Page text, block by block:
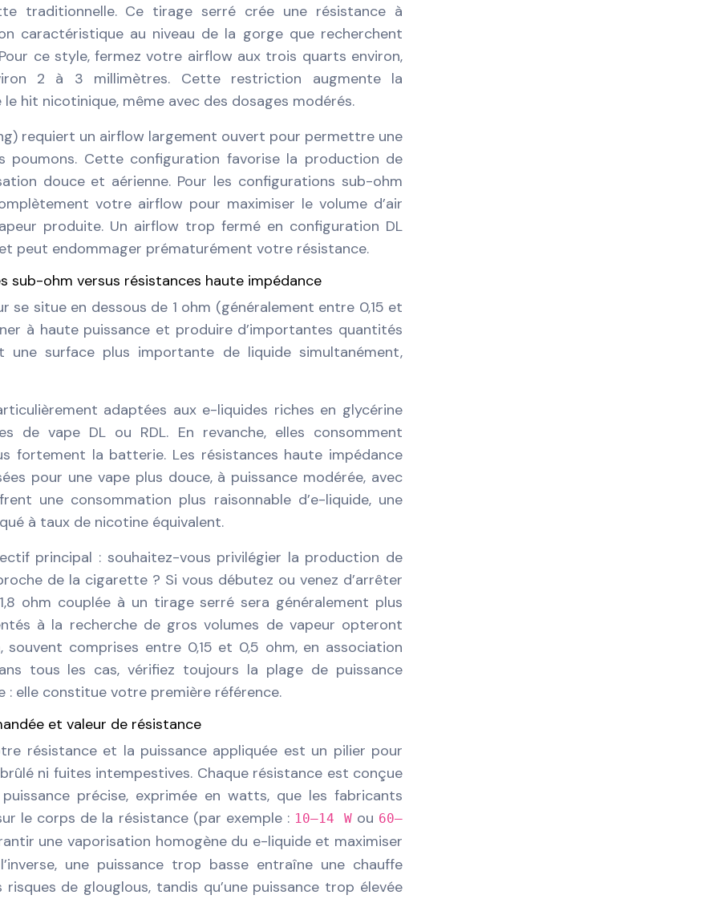
traditionnelle. Ce tirage serré crée une résistance à
caractéristique au niveau de la gorge que recherchent
ce style, fermez votre airflow aux trois quarts environ,
2 à 3 millimètres. Cette restriction augmente la
hit nicotinique, même avec des dosages modérés.
requiert un airflow largement ouvert pour permettre une
poumons. Cette configuration favorise la production de
douce et aérienne. Pour les configurations sub-ohm
votre airflow pour maximiser le volume d’air
produite. Un airflow trop fermé en configuration DL
peut endommager prématurément votre résistance.
sub-ohm versus résistances haute impédance
se situe en dessous de 1 ohm (généralement entre 0,15 et
à haute puissance et produire d’importantes quantités
une surface plus importante de liquide simultanément,
adaptées aux e-liquides riches en glycérine
de vape DL ou RDL. En revanche, elles consomment
fortement la batterie. Les résistances haute impédance
pour une vape plus douce, à puissance modérée, avec
une consommation plus raisonnable d’e-liquide, une
à taux de nicotine équivalent.
principal : souhaitez-vous privilégier la production de
de la cigarette ? Si vous débutez ou venez d’arrêter
ohm couplée à un tirage serré sera généralement plus
à la recherche de gros volumes de vapeur opteront
comprises entre 0,15 et 0,5 ohm, en association
tous les cas, vérifiez toujours la plage de puissance
: elle constitue votre première référence.
et valeur de résistance
résistance et la puissance appliquée est un pilier pour
ni fuites intempestives. Chaque résistance est conçue
précise, exprimée en watts, que les fabricants
le corps de la résistance (par exemple : 10–14 Wou 60–
une vaporisation homogène du e-liquide et maximiser
une puissance trop basse entraîne une chauffe
de glouglous, tandis qu’une puissance trop élevée